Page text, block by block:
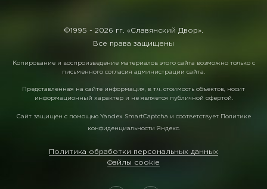
©1995 - 2026 гг. «Славянский Двор».
Все права защищены
Копирование и воспроизведение материалов этого сайта возможно только с
письменного согласия администрации сайта.
Представленная на сайте информация, в т.ч. стоимость объектов, носит
информационный характер и не является публичной офертой.
Сайт защищен с помощью Yandex SmartCaptcha и соответствует Политике
конфиденциальности Яндекс.
Политика обработки персональных данных
Файлы cookie